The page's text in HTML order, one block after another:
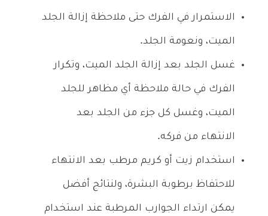
الاستمرار في الفرك حتى ملاحظة إزالة الجلد
الميت، ونعومة الجلد.
غسل الجلد بعد إزالة الجلد الميت، وتكرار
الفرك في حالة ملاحظة أي مظاهر للجلد
الميت، وغسل كل جزء من الجلد بعد
الانتهاء من فركه.
استخدام زيت أو كريم مرطب بعد الانتهاء
للاحتفاظ برطوبة البشرة، ولنتائج أفضل
يمكن ارتداء الجوارب المرطبة عند استخدام